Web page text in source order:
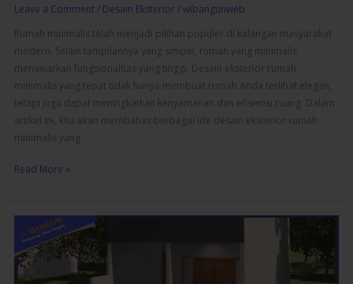
Leave a Comment / Desain Eksterior /wibangunweb
Rumah minimalis telah menjadi pilihan populer di kalangan masyarakat
modern. Selain tampilannya yang simpel, rumah yang minimalis
menawarkan fungsionalitas yang tinggi. Desain eksterior rumah
minimalis yang tepat tidak hanya membuat rumah Anda terlihat elegan,
tetapi juga dapat meningkatkan kenyamanan dan efisiensi ruang. Dalam
artikel ini, kita akan membahas berbagai ide desain eksterior rumah
minimalis yang
Read More »
Desain
Pagar
Modern:
Inspirasi